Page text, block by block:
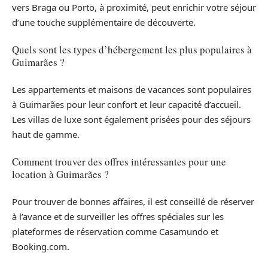
vers Braga ou Porto, à proximité, peut enrichir votre séjour
d’une touche supplémentaire de découverte.
Quels sont les types d’hébergement les plus populaires à
Guimarães ?
Les appartements et maisons de vacances sont populaires
à Guimarães pour leur confort et leur capacité d’accueil.
Les villas de luxe sont également prisées pour des séjours
haut de gamme.
Comment trouver des offres intéressantes pour une
location à Guimarães ?
Pour trouver de bonnes affaires, il est conseillé de réserver
à l’avance et de surveiller les offres spéciales sur les
plateformes de réservation comme Casamundo et
Booking.com.